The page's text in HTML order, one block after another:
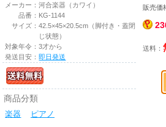
メーカー：河合楽器（カワイ）
品番： KG-1144
サイズ：42.5×45×20.5cm（脚付き・蓋閉
じ状態）
対象年令：3才から
発送目安：即日発送
商品分類
楽器 ピアノ
販売価
送料：